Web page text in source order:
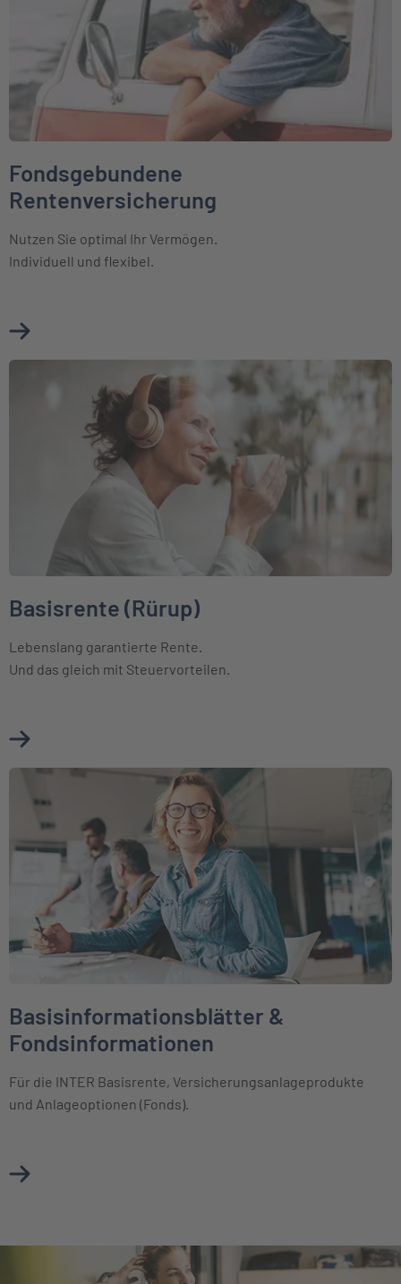
Fondsgebundene
Rentenversicherung
Nutzen Sie optimal Ihr Vermögen.
Individuell und flexibel.
Mehr über Fondsgebundene Rentenversicherung erfahren
Weiter zu Basisrente (Rürup)
Basisrente (Rürup)
Lebenslang garantierte Rente.
Und das gleich mit Steuervorteilen.
Mehr über Basisrente (Rürup) erfahren
Weiter zu Basisinformationsblätter & Fondsinformationen
Basisinformationsblätter &
Fondsinformationen
Für die INTER Basisrente, Versicherungsanlageprodukte
und Anlageoptionen (Fonds).
Mehr über Basisinformationsblätter &